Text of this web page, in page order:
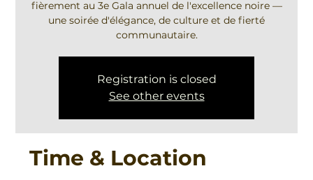
fièrement au 3e Gala annuel de l'excellence noire —
une soirée d'élégance, de culture et de fierté
communautaire.
Registration is closed
See other events
Time & Location